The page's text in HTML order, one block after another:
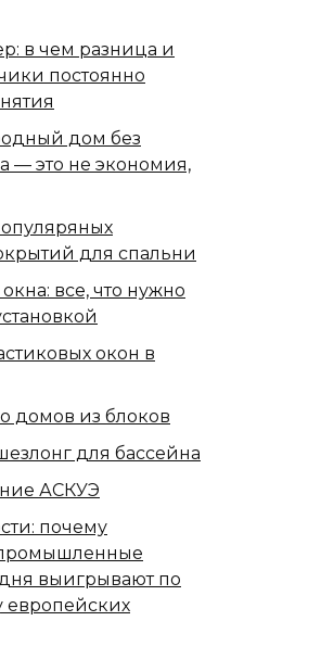
в чем разница и
постоянно
дом без
— это не экономия,
для спальни
все, что нужно
окон в
домов из блоков
для бассейна
АСКУЭ
почему
выигрывают по
европейских